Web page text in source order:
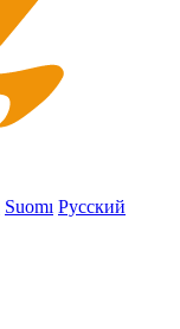
Suomı Русский